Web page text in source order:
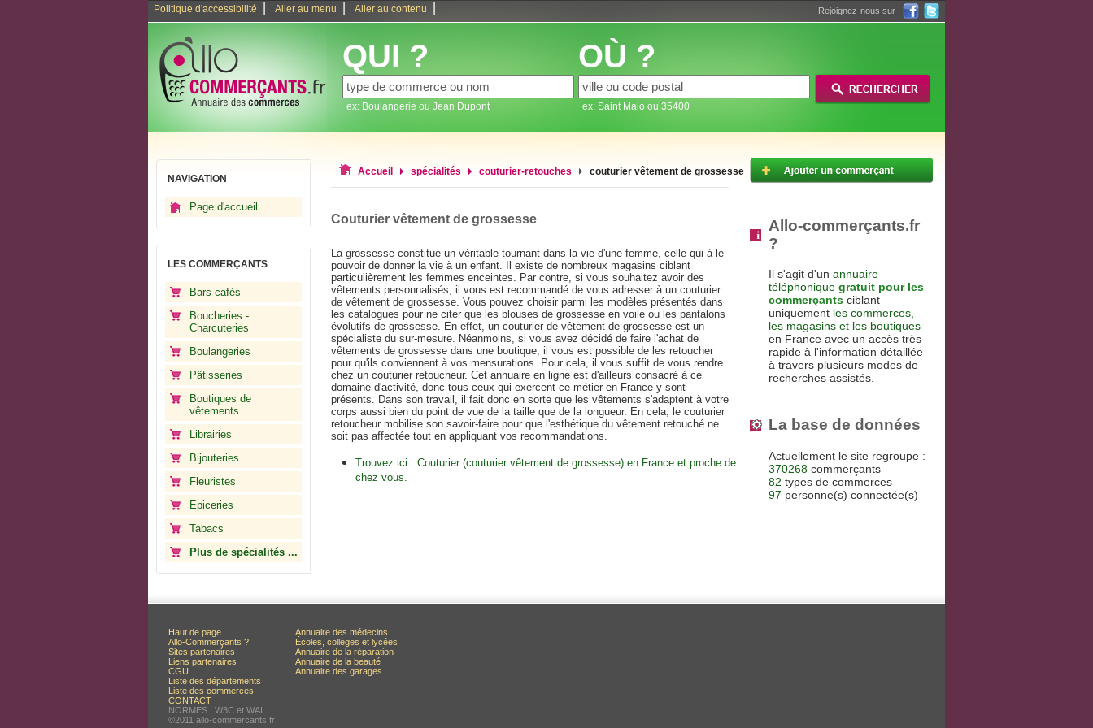
Politique d'accessibilité Aller au menu Aller au contenu Rejoignez-nous sur
QUI ?
ex: Boulangerie ou Jean Dupont
OÙ ?
ex: Saint Malo ou 35400
NAVIGATION
Page d'accueil
LES COMMERÇANTS
Bars cafés
Boucheries -
Charcuteries
Boulangeries
Pâtisseries
Boutiques de
vêtements
Librairies
Bijouteries
Fleuristes
Epiceries
Tabacs
Plus de spécialités ...
Accueil spécialités couturier-retouches couturier vêtement de grossesse
Couturier vêtement de grossesse
La grossesse constitue un véritable tournant dans la vie d'une femme, celle qui à le
pouvoir de donner la vie à un enfant. Il existe de nombreux magasins ciblant
particulièrement les femmes enceintes. Par contre, si vous souhaitez avoir des
vêtements personnalisés, il vous est recommandé de vous adresser à un couturier
de vêtement de grossesse. Vous pouvez choisir parmi les modèles présentés dans
les catalogues pour ne citer que les blouses de grossesse en voile ou les pantalons
évolutifs de grossesse. En effet, un couturier de vêtement de grossesse est un
spécialiste du sur-mesure. Néanmoins, si vous avez décidé de faire l'achat de
vêtements de grossesse dans une boutique, il vous est possible de les retoucher
pour qu'ils conviennent à vos mensurations. Pour cela, il vous suffit de vous rendre
chez un couturier retoucheur. Cet annuaire en ligne est d'ailleurs consacré à ce
domaine d'activité, donc tous ceux qui exercent ce métier en France y sont
présents. Dans son travail, il fait donc en sorte que les vêtements s'adaptent à votre
corps aussi bien du point de vue de la taille que de la longueur. En cela, le couturier
retoucheur mobilise son savoir-faire pour que l'esthétique du vêtement retouché ne
soit pas affectée tout en appliquant vos recommandations.
Trouvez ici : Couturier (couturier vêtement de grossesse) en France et proche de
chez vous.
Allo-commerçants.fr
?
Il s'agit d'un annuaire
téléphonique gratuit pour les
commerçants ciblant
uniquement les commerces,
les magasins et les boutiques
en France avec un accès très
rapide à l'information détaillée
à travers plusieurs modes de
recherches assistés.
La base de données
Actuellement le site regroupe :
370268 commerçants
82 types de commerces
97 personne(s) connectée(s)
Haut de page
Allo-Commerçants ?
Sites partenaires
Liens partenaires
CGU
Liste des départements
Liste des commerces
CONTACT
NORMES : W3C et WAI
©2011 allo-commercants.fr
Annuaire des médecins
Écoles, collèges et lycées
Annuaire de la réparation
Annuaire de la beauté
Annuaire des garages